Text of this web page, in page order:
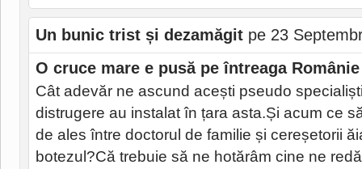
Un bunic trist și dezamăgit pe 23
O cruce mare e pusă pe întreaga Românie
Cât adevăr ne ascund acești pseudo
distrugere au instalat în țara asta.Și acum ce
de ales între doctorul de familie și cereșetorii
botezul?Că trebuie să ne hotărâm cine ne